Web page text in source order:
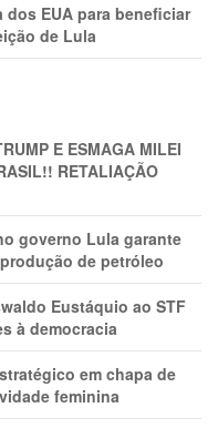
dos EUA para beneficiar
de Lula
E ESMAGA MILEI
RETALIAÇÃO
governo Lula garante
de petróleo
Eustáquio ao STF
à democracia
em chapa de
feminina